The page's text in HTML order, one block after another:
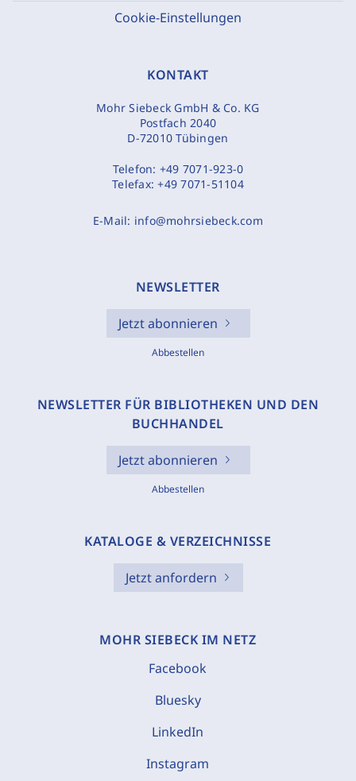
Cookie-Einstellungen
KONTAKT
Mohr Siebeck GmbH & Co. KG
Postfach 2040
D-72010 Tübingen
Telefon: +49 7071-923-0
Telefax:+49 7071-51104
E-Mail: info@mohrsiebeck.com
NEWSLETTER
Jetzt abonnieren
Abbestellen
NEWSLETTER FÜR BIBLIOTHEKEN UND DEN
BUCHHANDEL
Jetzt abonnieren
Abbestellen
KATALOGE & VERZEICHNISSE
Jetzt anfordern
MOHR SIEBECK IM NETZ
Facebook
Bluesky
LinkedIn
Instagram